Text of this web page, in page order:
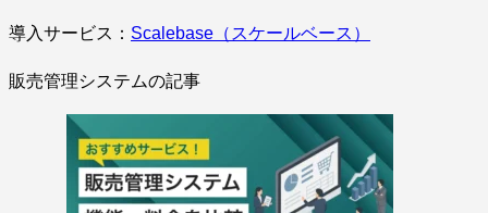
導入サービス： Scalebase（スケールベース）
販売管理システムの記事